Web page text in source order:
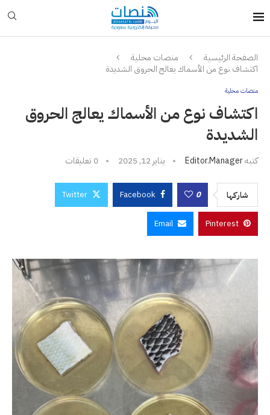
الصفحة الرئيسية
منصات محلية
اكتشاف نوع من الأسماك يعالج الحروق الشديدة
منصات محلية
اكتشاف نوع من الأسماك يعالج الحروق
الشديدة
كتبهEditor.manager يناير 12, 2025 0 تعليقات
شاركها 0
Facebook
Twitter
Pinterest
Email